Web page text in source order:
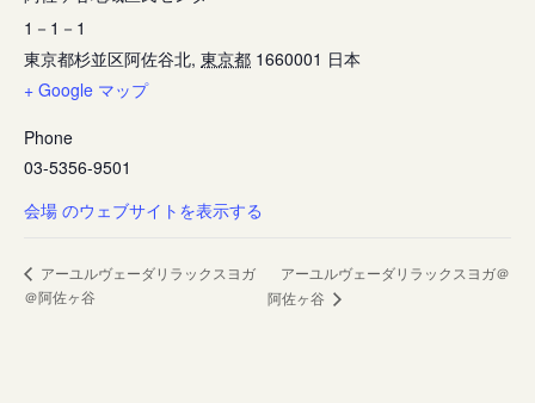
1－1－1
東京都杉並区阿佐谷北, 東京都 1660001 日本
+ Google マップ
Phone
03-5356-9501
会場 のウェブサイトを表示する
アーユルヴェーダリラックスヨガ
＠阿佐ヶ谷
アーユルヴェーダリラックスヨガ＠
阿佐ヶ谷